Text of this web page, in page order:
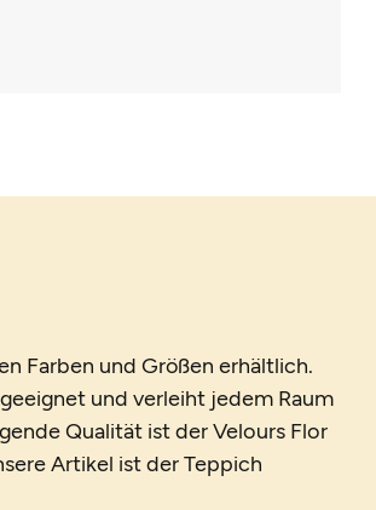
Farben und Größen erhältlich.
und verleiht jedem Raum
Qualität ist der Velours Flor
Artikel ist der Teppich